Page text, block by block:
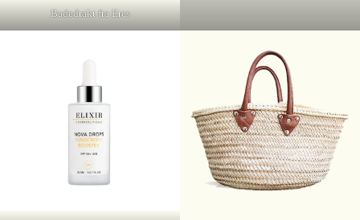
Badedrakt fra Eres